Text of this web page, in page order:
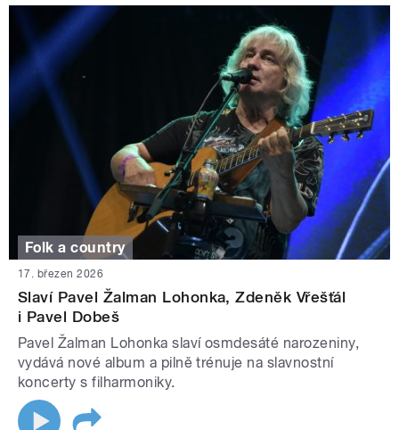
Folk a country
17. březen 2026
Slaví Pavel Žalman Lohonka, Zdeněk Vřešťál
i Pavel Dobeš
Pavel Žalman Lohonka slaví osmdesáté narozeniny,
vydává nové album a pilně trénuje na slavnostní
koncerty s filharmoniky.